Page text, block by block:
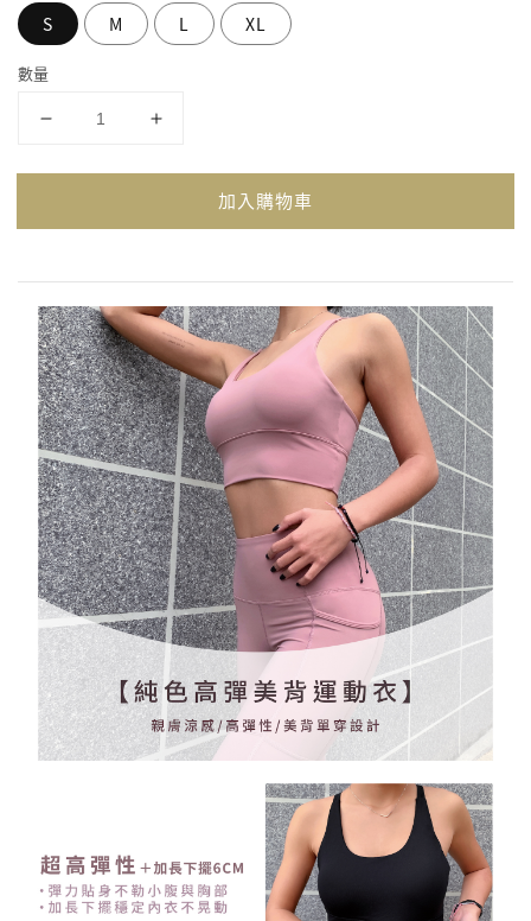
S M L XL
數量
加入購物車